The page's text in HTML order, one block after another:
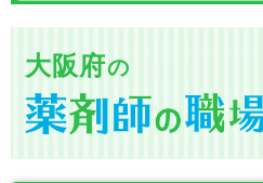
大阪府の